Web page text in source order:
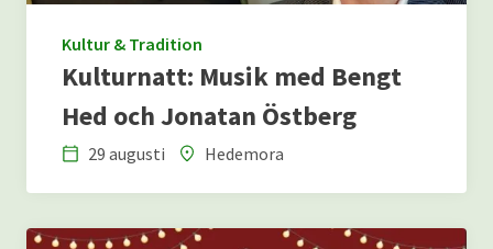
Kultur & Tradition
Kulturnatt: Musik med Bengt
Hed och Jonatan Östberg
29 augusti
Hedemora